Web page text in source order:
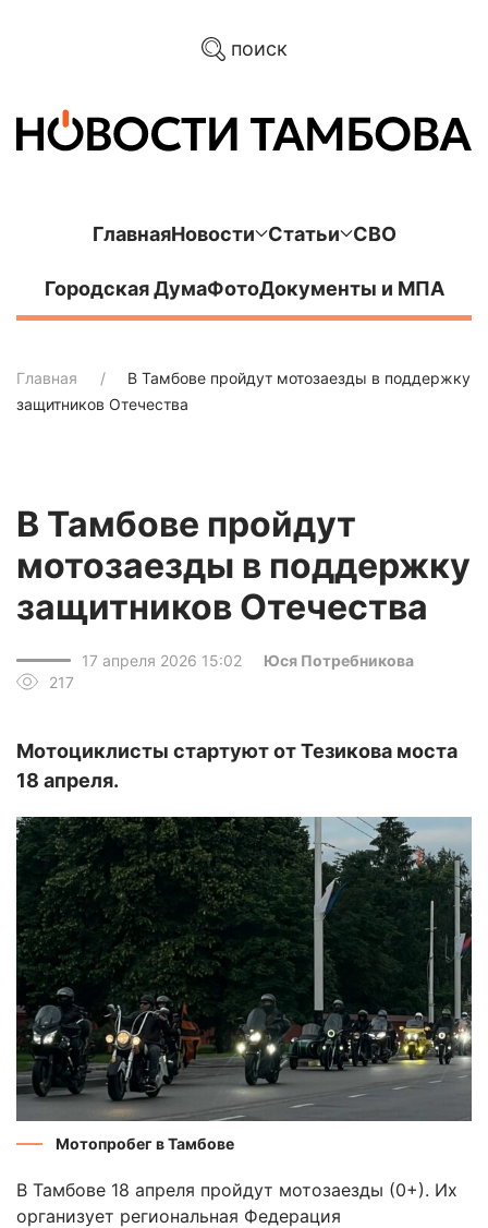
поиск
ГлавнаяНовости Статьи СВО
Городская ДумаФотоДокументы и МПА
Главная
В Тамбове пройдут мотозаезды в поддержку
защитников Отечества
В Тамбове пройдут
мотозаезды в поддержку
защитников Отечества
17 апреля 2026 15:02
Юся Потребникова
217
Мотоциклисты стартуют от Тезикова моста
18 апреля.
Мотопробег в Тамбове
В Тамбове 18 апреля пройдут мотозаезды (0+). Их
организует региональная Федерация